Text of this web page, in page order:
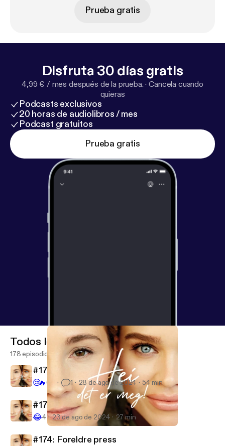
Prueba gratis
Disfruta 30 días gratis
4,99 € / mes después de la prueba. ·Cancela cuando
quieras
Podcasts exclusivos
20 horas de audiolibros / mes
Podcast gratuitos
Prueba gratis
Hei, det er meg!
Todos los episodios
178 episodios
#176: Dette skjer
😢🔥60 1 28 de ago de 2024 54 min
#175: Rumpa i sokkene
😂4 23 de ago de 2024 27 min
#174: Foreldre press